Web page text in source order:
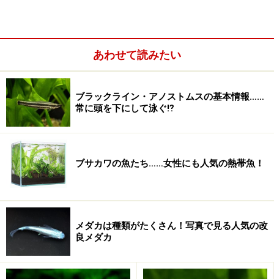
CO2
添加
肥料
--
あわせて読みたい
ブラックライン・アノストムスの基本情報……
常に頭を下にして泳ぐ⁉
ブサカワの魚たち……女性にも人気の熱帯魚！
メダカは種類がたくさん！写真で見る人気の改
良メダカ